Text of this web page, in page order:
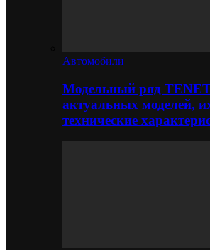
Автомобили
Модельный ряд
актуальных моделей,
технические